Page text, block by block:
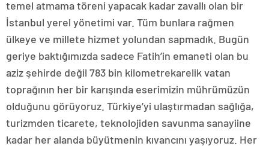
temel atmama töreni yapacak kadar zavallı olan bir
İstanbul yerel yönetimi var. Tüm bunlara rağmen
ülkeye ve millete hizmet yolundan sapmadık. Bugün
geriye baktığımızda sadece Fatih’in emaneti olan bu
aziz şehirde değil 783 bin kilometrekarelik vatan
toprağının her bir karışında eserimizin mührümüzün
olduğunu görüyoruz. Türkiye’yi ulaştırmadan sağlığa,
turizmden ticarete, teknolojiden savunma sanayiine
kadar her alanda büyütmenin kıvancını yaşıyoruz. Her